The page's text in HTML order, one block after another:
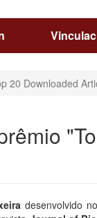
20 Downloaded
desenvolvido